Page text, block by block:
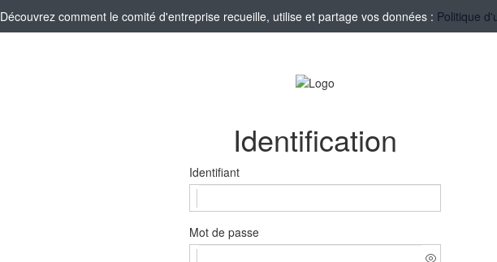
Découvrez comment le comité d'entreprise recueille, utilise et partage vos données : Politique
Identification
Identifiant
Mot de passe